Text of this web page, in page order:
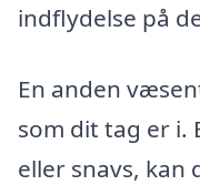
indflydelse på
En anden
som dit tag er i.
eller snavs,